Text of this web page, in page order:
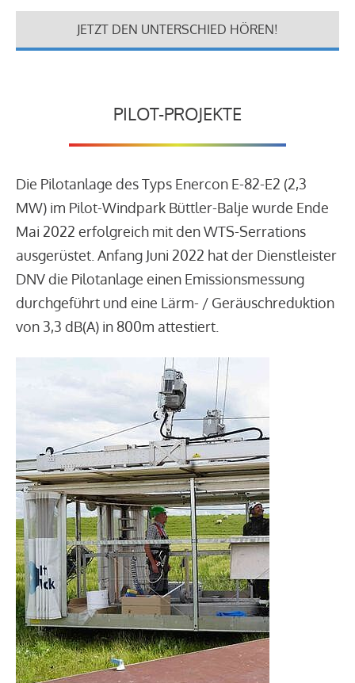
JETZT DEN UNTERSCHIED HÖREN!
PILOT-PROJEKTE
Die Pilotanlage des Typs Enercon E-82-E2 (2,3
MW) im Pilot-Windpark Büttler-Balje wurde Ende
Mai 2022 erfolgreich mit den WTS-Serrations
ausgerüstet. Anfang Juni 2022 hat der Dienstleister
DNV die Pilotanlage einen Emissionsmessung
durchgeführt und eine Lärm- / Geräuschreduktion
von 3,3 dB(A) in 800m attestiert.